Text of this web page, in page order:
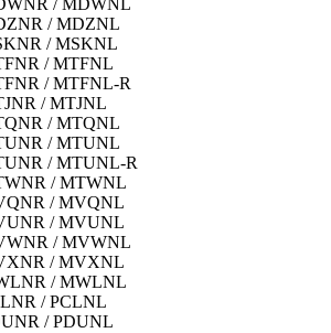
/ MDWNL
/ MDZNL
/ MSKNL
/ MTFNL
/ MTFNL-R
/ MTJNL
/ MTQNL
/ MTUNL
/ MTUNL-R
/ MTWNL
/ MVQNL
/ MVUNL
/ MVWNL
/ MVXNL
/ MWLNL
/ PCLNL
/ PDUNL